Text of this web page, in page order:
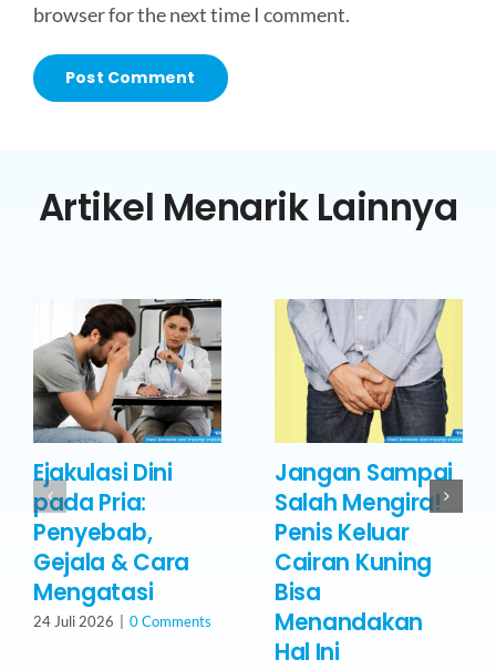
browser for the next time I comment.
Artikel Menarik Lainnya
Ejakulasi Dini
pada Pria:
Penyebab,
Gejala & Cara
Mengatasi
24 Juli 2026 0 Comments
Jangan Sampai
Salah Mengira!
Penis Keluar
Cairan Kuning
Bisa
Menandakan
Hal Ini